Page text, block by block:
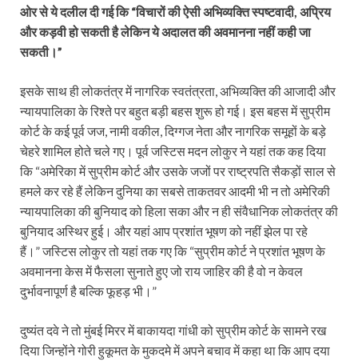
ओर से ये दलील दी गई कि “विचारों की ऐसी अभिव्यक्ति स्पष्टवादी, अप्रिय
और कड़वी हो सकती है लेकिन ये अदालत की अवमानना नहीं कही जा
सकती।”
इसके साथ ही लोकतंत्र में नागरिक स्वतंत्रता, अभिव्यक्ति की आजादी और
न्यायपालिका के रिश्ते पर बहुत बड़ी बहस शुरू हो गई। इस बहस में सुप्रीम
कोर्ट के कई पूर्व जज, नामी वकील, दिग्गज नेता और नागरिक समूहों के बड़े
चेहरे शामिल होते चले गए। पूर्व जस्टिस मदन लोकुर ने यहां तक कह दिया
कि “अमेरिका में सुप्रीम कोर्ट और उसके जजों पर राष्ट्रपति सैकड़ों साल से
हमले कर रहे हैं लेकिन दुनिया का सबसे ताकतवर आदमी भी न तो अमेरिकी
न्यायपालिका की बुनियाद को हिला सका और न ही संवैधानिक लोकतंत्र की
बुनियाद अस्थिर हुई। और यहां आप प्रशांत भूषण को नहीं झेल पा रहे
हैं।” जस्टिस लोकुर तो यहां तक गए कि “सुप्रीम कोर्ट ने प्रशांत भूषण के
अवमानना केस में फैसला सुनाते हुए जो राय जाहिर की है वो न केवल
दुर्भावनापूर्ण है बल्कि फूहड़ भी।”
दुष्यंत दवे ने तो मुंबई मिरर में बाकायदा गांधी को सुप्रीम कोर्ट के सामने रख
दिया जिन्होंने गोरी हुकूमत के मुकदमे में अपने बचाव में कहा था कि आप दया